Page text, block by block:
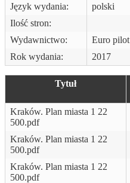
Język wydania:
polski
Ilość stron:
Wydawnictwo:
Euro pilot
Rok wydania:
2017
Tytuł
Kraków. Plan miasta 1 22
500.pdf
Kraków. Plan miasta 1 22
500.pdf
Kraków. Plan miasta 1 22
500.pdf